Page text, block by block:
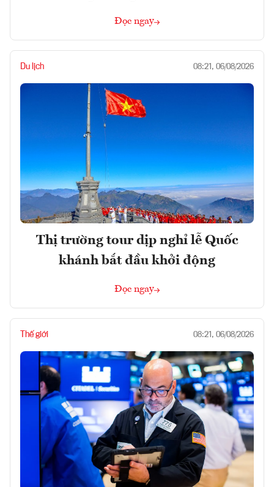
Đọc ngay
Du lịch 08:21, 06/08/2026
Thị trường tour dịp nghỉ lễ Quốc
khánh bắt đầu khởi động
Đọc ngay
Thế giới 08:21, 06/08/2026